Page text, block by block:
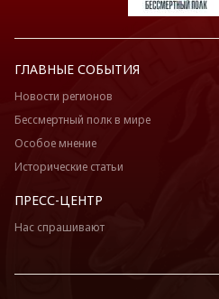
ГЛАВНЫЕ СОБЫТИЯ
Новости регионов
Бессмертный полк в мире
Особое мнение
Исторические статьи
ПРЕСС-ЦЕНТР
Нас спрашивают